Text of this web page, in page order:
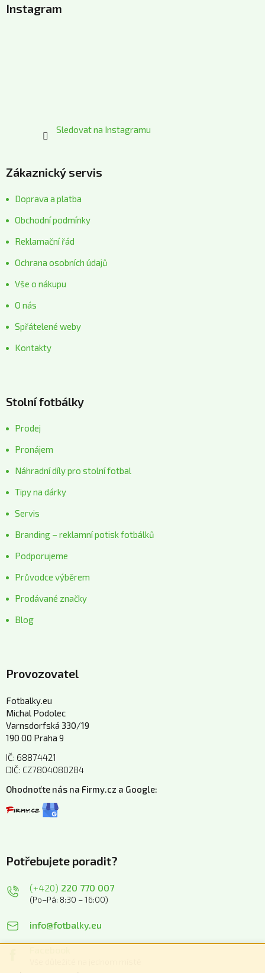
pInstagram
Sledovat na Instagramu
Zákaznický servis
Doprava a platba
Obchodní podmínky
Reklamační řád
Ochrana osobních údajů
Vše o nákupu
O nás
Spřátelené weby
Kontakty
Stolní fotbálky
Prodej
Pronájem
Náhradní díly pro stolní fotbal
Tipy na dárky
Servis
Branding – reklamní potisk fotbálků
Podporujeme
Průvodce výběrem
Prodávané značky
Blog
Provozovatel
Fotbalky.eu
Michal Podolec
Varnsdorfská 330/19
190 00 Praha 9
IČ: 68874421
DIČ: CZ7804080284
Ohodnoťte nás na Firmy.cz a Google:
Potřebujete poradit?
(+420) 220 770 007
(Po–Pá: 8:30 – 16:00)
info@fotbalky.eu